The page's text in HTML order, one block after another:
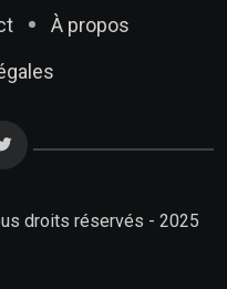
À propos
droits réservés - 2025